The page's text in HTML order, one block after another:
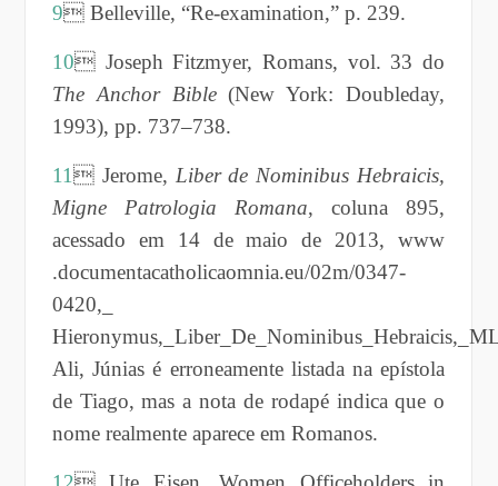
9 Belleville, “Re-examination,” p. 239.
10 Joseph Fitzmyer, Romans, vol. 33 do
The Anchor Bible(New York: Doubleday,
1993), pp. 737–738.
11 Jerome, Liber de Nominibus Hebraicis,
Migne Patrologia Romana, coluna 895,
acessado em 14 de maio de 2013, www
.documentacatholicaomnia.eu/02m/0347-
0420,_
Ali, Júnias é erroneamente listada na epístola
de Tiago, mas a nota de rodapé indica que o
nome realmente aparece em Romanos.